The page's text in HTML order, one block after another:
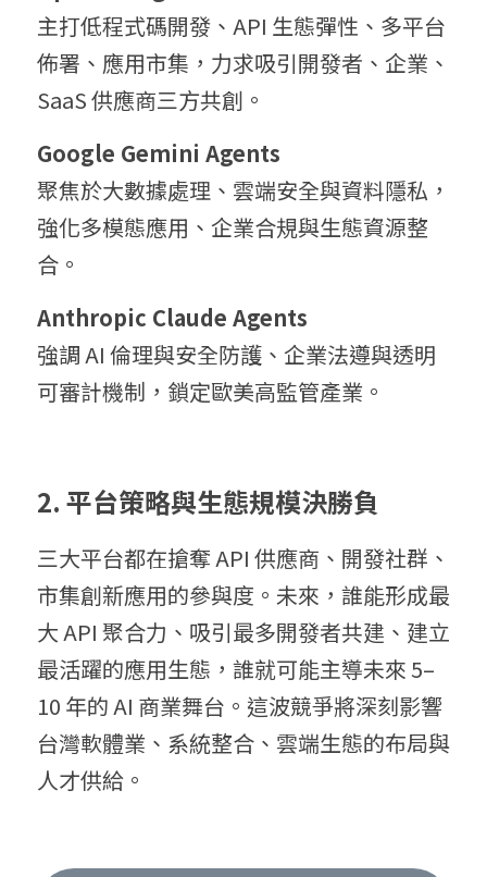
主打低程式碼開發、API 生態彈性、多平台
佈署、應用市集，力求吸引開發者、企業、
SaaS 供應商三方共創。
Google Gemini Agents
聚焦於大數據處理、雲端安全與資料隱私，
強化多模態應用、企業合規與生態資源整
合。
Anthropic Claude Agents
強調 AI 倫理與安全防護、企業法遵與透明
可審計機制，鎖定歐美高監管產業。
2. 平台策略與生態規模決勝負
三大平台都在搶奪 API 供應商、開發社群、
市集創新應用的參與度。未來，誰能形成最
大 API 聚合力、吸引最多開發者共建、建立
最活躍的應用生態，誰就可能主導未來 5–
10 年的 AI 商業舞台。這波競爭將深刻影響
台灣軟體業、系統整合、雲端生態的布局與
人才供給。